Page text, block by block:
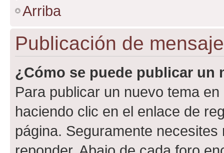
Arriba
Publicación de
¿Cómo se puede publicar un
Para publicar un nuevo tema
haciendo clic en el enlace de
página. Seguramente